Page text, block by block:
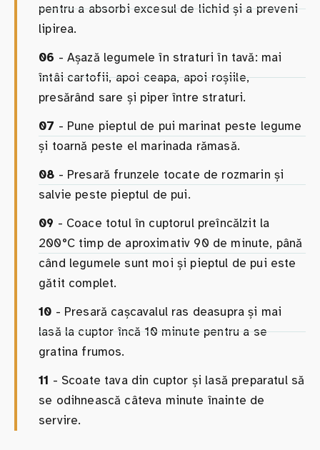
pentru a absorbi excesul de lichid și a preveni
lipirea.
06 - Așază legumele în straturi în tavă: mai
întâi cartofii, apoi ceapa, apoi roșiile,
presărând sare și piper între straturi.
07 - Pune pieptul de pui marinat peste legume
și toarnă peste el marinada rămasă.
08 - Presară frunzele tocate de rozmarin și
salvie peste pieptul de pui.
09 - Coace totul în cuptorul preîncălzit la
200°C timp de aproximativ 90 de minute, până
când legumele sunt moi și pieptul de pui este
gătit complet.
10 - Presară cașcavalul ras deasupra și mai
lasă la cuptor încă 10 minute pentru a se
gratina frumos.
11 - Scoate tava din cuptor și lasă preparatul să
se odihnească câteva minute înainte de
servire.